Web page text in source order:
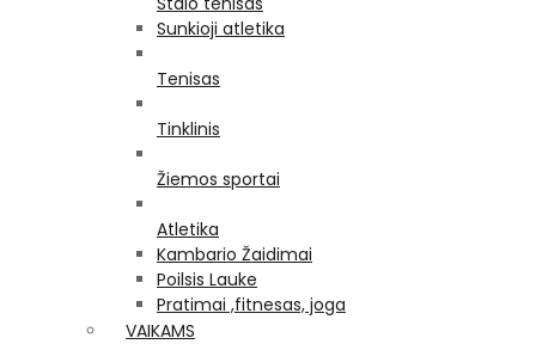
Sunkioji atletika
Tenisas
Tinklinis
Žiemos sportai
Atletika
Kambario Žaidimai
Poilsis Lauke
Pratimai ,fitnesas, joga
VAIKAMS